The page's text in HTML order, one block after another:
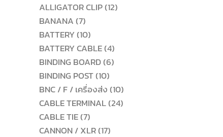
ALLIGATOR CLIP 1212
BANANA 77
สินค้า
BATTERY 1010
สินค้า
BATTERY CABLE 44
สินค้า
BINDING BOARD 66
BINDING POST 1010
สินค้า
BNC / F / เครื่องส่ง 1010
สินค้า
CABLE TERMINAL 2424
CABLE TIE 77
สินค้า
CANNON / XLR 1717